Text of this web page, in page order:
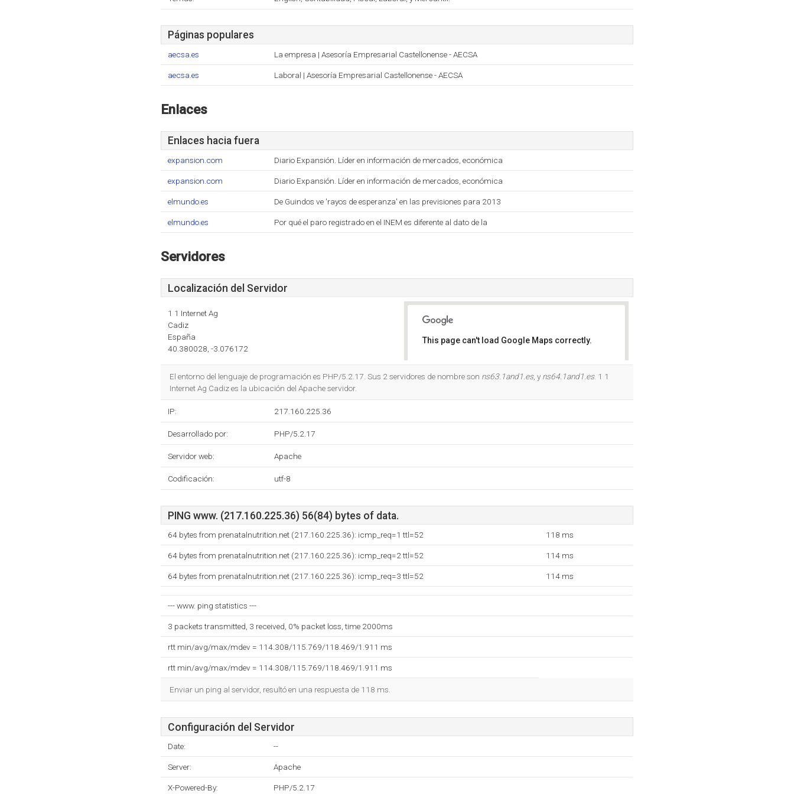
Páginas populares
aecsa.es La empresa | Asesoría Empresarial Castellonense - AECSA
aecsa.es Laboral | Asesoría Empresarial Castellonense - AECSA
Enlaces
Enlaces hacia fuera
expansion.com Diario Expansión. Líder en información de mercados, económica
expansion.com Diario Expansión. Líder en información de mercados, económica
elmundo.es De Guindos ve 'rayos de esperanza' en las previsiones para 2013
elmundo.es Por qué el paro registrado en el INEM es diferente al dato de la
Servidores
Localización del Servidor
1 1 Internet Ag
Cadiz
España
40.380028, -3.076172
This page can't load Google Maps correctly.
El entorno del lenguaje de programación es PHP/5.2.17. Sus 2 servidores de nombre son ns63.1and1.es, y ns64.1and1.es. 1 1
Internet Ag Cadiz es la ubicación del Apache servidor.
IP: 217.160.225.36
Desarrollado por: PHP/5.2.17
Servidor web: Apache
Codificación: utf-8
PING www. (217.160.225.36) 56(84) bytes of data.
64 bytes from prenatalnutrition.net (217.160.225.36): icmp_req=1 ttl=52 118 ms
64 bytes from prenatalnutrition.net (217.160.225.36): icmp_req=2 ttl=52 114 ms
64 bytes from prenatalnutrition.net (217.160.225.36): icmp_req=3 ttl=52 114 ms
--- www. ping statistics ---
3 packets transmitted, 3 received, 0% packet loss, time 2000ms
rtt min/avg/max/mdev = 114.308/115.769/118.469/1.911 ms
rtt min/avg/max/mdev = 114.308/115.769/118.469/1.911 ms
Enviar un ping al servidor, resultó en una respuesta de 118 ms.
Configuración del Servidor
Date: --
Server: Apache
X-Powered-By: PHP/5.2.17